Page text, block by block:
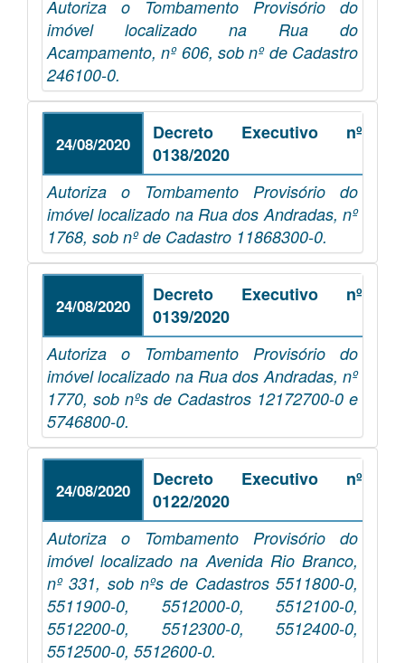
Autoriza o Tombamento Provisório do
imóvel localizado na Rua do
Acampamento, nº 606, sob nº de Cadastro
246100-0.
24/08/2020
Decreto Executivo nº
0138/2020
Autoriza o Tombamento Provisório do
imóvel localizado na Rua dos Andradas, nº
1768, sob nº de Cadastro 11868300-0.
24/08/2020
Decreto Executivo nº
0139/2020
Autoriza o Tombamento Provisório do
imóvel localizado na Rua dos Andradas, nº
1770, sob nºs de Cadastros 12172700-0 e
5746800-0.
24/08/2020
Decreto Executivo nº
0122/2020
Autoriza o Tombamento Provisório do
imóvel localizado na Avenida Rio Branco,
nº 331, sob nºs de Cadastros 5511800-0,
5511900-0, 5512000-0, 5512100-0,
5512200-0, 5512300-0, 5512400-0,
5512500-0, 5512600-0.